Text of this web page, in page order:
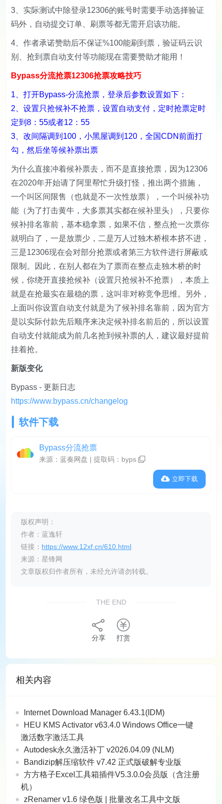
3、实际测试中除登录12306的账号时需要手动选择验证
码外，自动提交订单、刷票等都无需开启该功能。
4、作者承诺赞助后不保证%100能刷到票，验证码云识
别、抢到票自动支付等功能现在需要赞助才能用！
Bypass分流抢票12306抢票攻略技巧
1、打开Bypass-分流抢票，登录后参数设置如下：
2、设置只抢候补不抢票，设置自动支付，定时抢票定时
定到8：55或者12：55
3、改间隔调到100，小黑屋调到120，全国CDN前面打
勾，然后坐等候补票出票
为什么直接冲着候补票去，而不是直接抢票，因为12306
在2020年开始请了阿里帮忙升级打怪，推出两个措施，
一个叫区间限售（也就是不一次性放票），一个叫候补功
能（为了打击黄牛，大多票其实都在候补里头），只要你
候补排名靠前，基本稳拿票，如果不信，整点抢一次票你
就明白了，一是放票少，二是万人过独木桥根本挤不进，
三是12306现在会对部分抢票或者第三方软件进行屏蔽或
限制。因此，在别人都在为了票而在整点走独木桥的时
候，你绕开直接抢候补（设置只抢候补不抢票），本质上
就是在抢最实在最稳的票，这叫非对称竞争思维。另外，
上面叫你设置自动支付就是为了候补排名靠前，因为官方
是以实际付款先后顺序来决定候补排名前后的，所以设置
自动支付就能成为前几名抢到候补票的人，建议最好提前
挂着抢。
新版变化
Bypass - 更新日志
https://www.bypass.cn/changelog
软件下载
Bypass分流抢票
来源：蓝奏网盘 | 提取码： byps
立即下载
版权声明：
作者：蓝逸轩
链接： https://www.12xf.cn/610.html
来源：星锋网
文章版权归作者所有，未经允许请勿转载。
THE END
分享 打赏
相关内容
Internet Download Manager 6.43.1(IDM)
HEU KMS Activator v63.4.0 Windows Office一键
激活数字激活工具
Autodesk永久激活补丁 v2026.04.09 (NLM)
Bandizip解压缩软件 v7.42 正式版破解专业版
方方格子Excel工具箱插件V5.3.0.0会员版（含注册
机）
zRenamer v1.6 绿色版 | 批量改名工具中文版